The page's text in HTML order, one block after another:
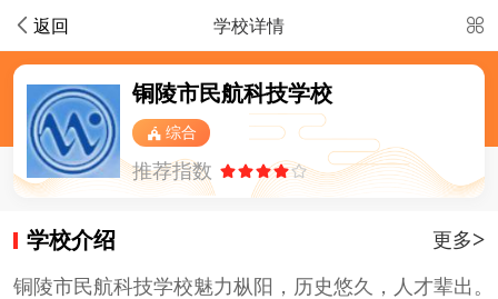
返回 学校详情
铜陵市民航科技学校
综合
推荐指数
学校介绍 更多>
铜陵市民航科技学校魅力枞阳，历史悠久，人才辈出。